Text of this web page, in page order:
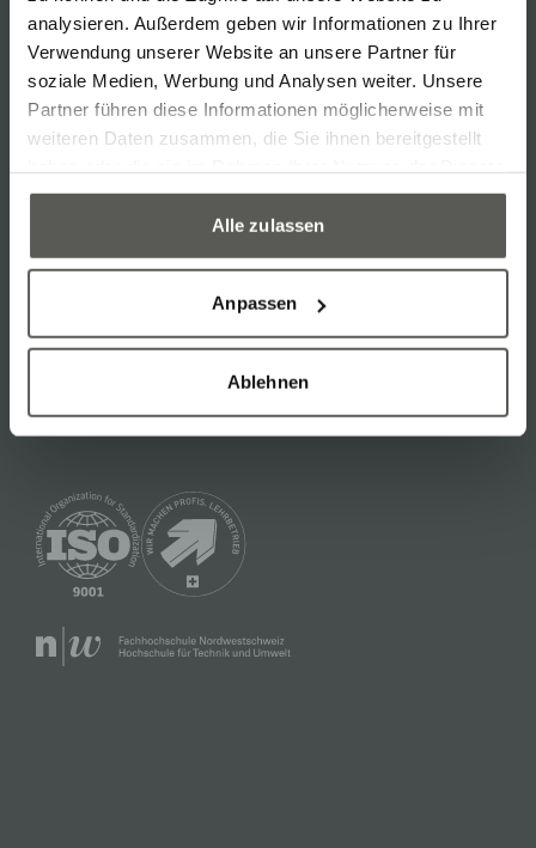
analysieren. Außerdem geben wir Informationen zu Ihrer
Verwendung unserer Website an unsere Partner für
soziale Medien, Werbung und Analysen weiter. Unsere
Partner führen diese Informationen möglicherweise mit
weiteren Daten zusammen, die Sie ihnen bereitgestellt
gesammelt haben.
Alle zulassen
Anpassen
Ablehnen
Feasibility Studies
Training Courses
Conversions & Retrofits
Maintenance & Support (Hotline)
Find an automation solution
Production & Manufacturing
Material flow & Intralogistics
Cobots
Industrial Robots
Rails / Traversing Axes
Robot Cells and Lines
Vision Solutions